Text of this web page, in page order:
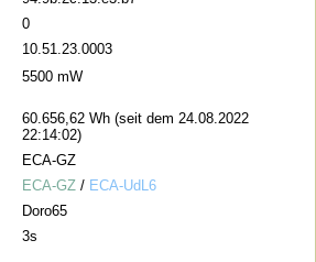
0
10.51.23.0003
5500 mW
60.656,62 Wh (seit dem 24.08.2022
22:14:02)
ECA-GZ
ECA-GZ / ECA-UdL6
Doro65
3s